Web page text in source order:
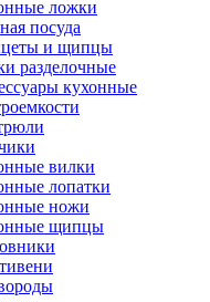
ложки
посуда
и щипцы
разделочные
кухонные
вилки
лопатки
ножи
щипцы